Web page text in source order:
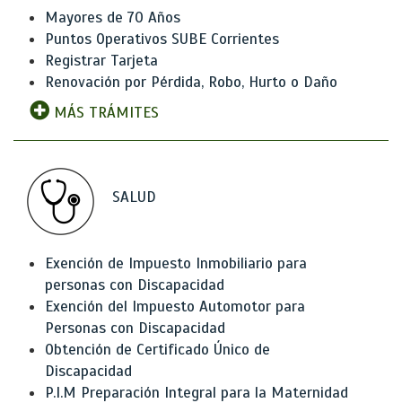
Mayores de 70 Años
Puntos Operativos SUBE Corrientes
Registrar Tarjeta
Renovación por Pérdida, Robo, Hurto o Daño
MÁS TRÁMITES
SALUD
Exención de Impuesto Inmobiliario para
personas con Discapacidad
Exención del Impuesto Automotor para
Personas con Discapacidad
Obtención de Certificado Único de
Discapacidad
P.I.M Preparación Integral para la Maternidad